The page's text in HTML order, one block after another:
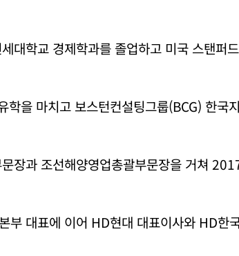
대학교 경제학과를 졸업하고 미국 스탠퍼
학을 마치고 보스턴컨설팅그룹(BCG) 한국
장과 조선해양영업총괄부문장을 거쳐
부 대표에 이어 HD현대 대표이사와 HD한